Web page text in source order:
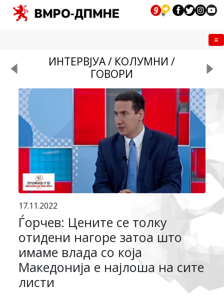
ИНТЕРВЈУА / КОЛУМНИ /
ГОВОРИ
17.11.2022
Ѓорчев: Цените се толку
отидени нагоре затоа што
имаме влада со која
Македонија е најлоша на сите
листи